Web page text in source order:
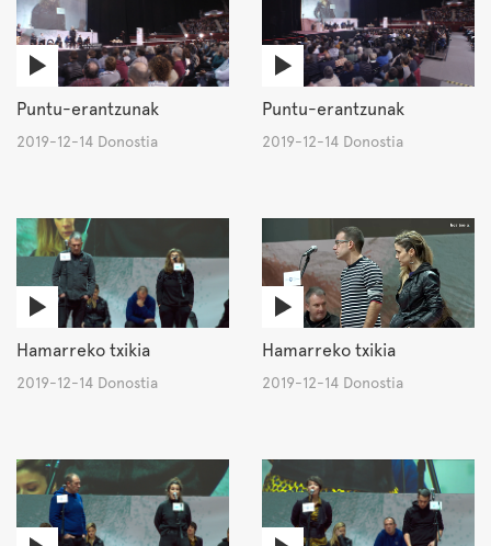
Puntu-erantzunak
2019-12-14 Donostia
Puntu-erantzunak
2019-12-14 Donostia
Hamarreko txikia
2019-12-14 Donostia
Hamarreko txikia
2019-12-14 Donostia